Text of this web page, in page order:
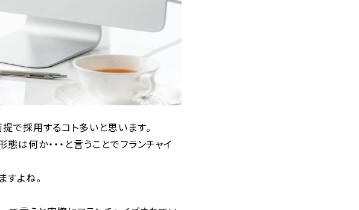
で採用するコト多いと思います。
は何か・・・と言うことでフランチャイ
よね。